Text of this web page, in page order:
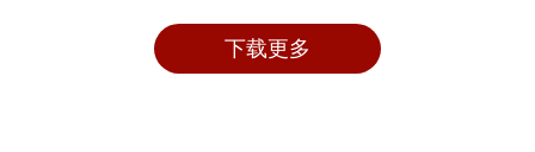
下载更多